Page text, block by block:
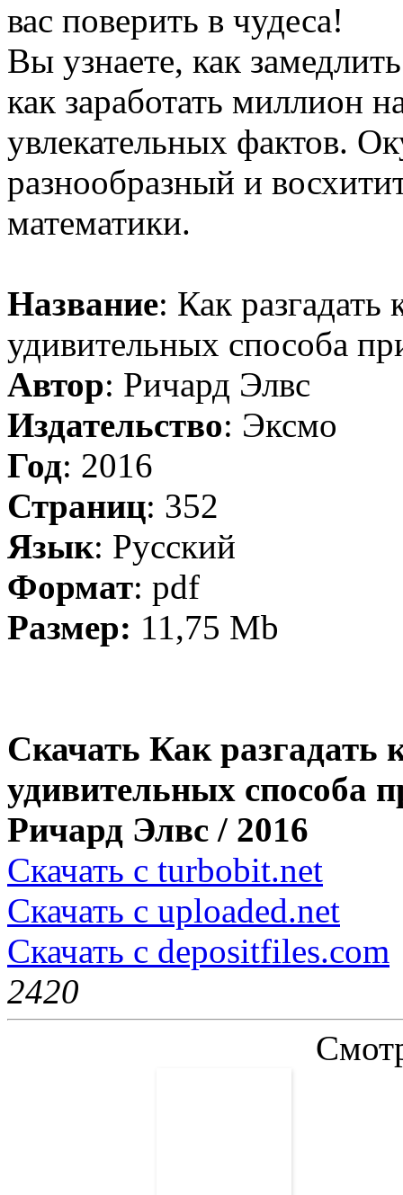
вас поверить в чудеса!
Вы узнаете, как
как заработать миллион
увлекательных фактов.
разнообразный и
математики.
Название: Как
удивительных способа
Автор: Ричард Элвс
Издательство: Эксмо
Год: 2016
Страниц: 352
Язык: Русский
Формат: pdf
Размер: 11,75 Mb
Скачать Как разгадать
удивительных способа
Ричард Элвс / 2016
Скачать с turbobit.net
Скачать с uploaded.net
Скачать с depositfiles.com
2420